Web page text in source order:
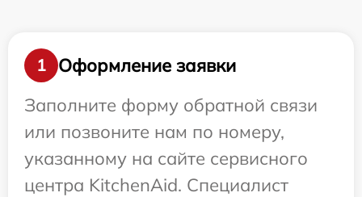
1
Оформление заявки
Заполните форму обратной связи
или позвоните нам по номеру,
указанному на сайте сервисного
центра KitchenAid. Специалист